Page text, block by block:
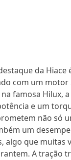
da Hiace
com um motor
famosa Hilux, a
e um
não só
um
algo que muitas
A tração